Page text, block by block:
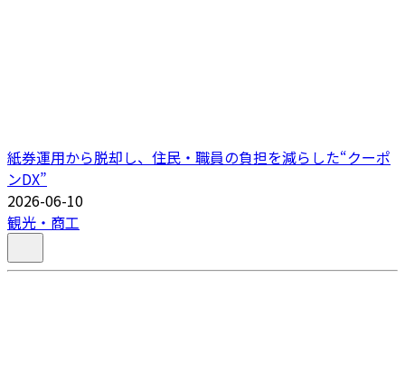
紙券運用から脱却し、住民・職員の負担を減らした“クーポ
ンDX”
2026-06-10
観光・商工